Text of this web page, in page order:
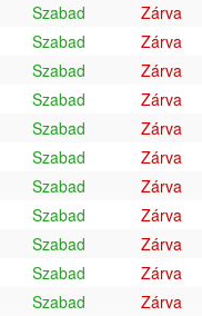
Szabad
Zárva
Szabad
Zárva
Szabad
Zárva
Szabad
Zárva
Szabad
Zárva
Szabad
Zárva
Szabad
Zárva
Szabad
Zárva
Szabad
Zárva
Szabad
Zárva
Szabad
Zárva